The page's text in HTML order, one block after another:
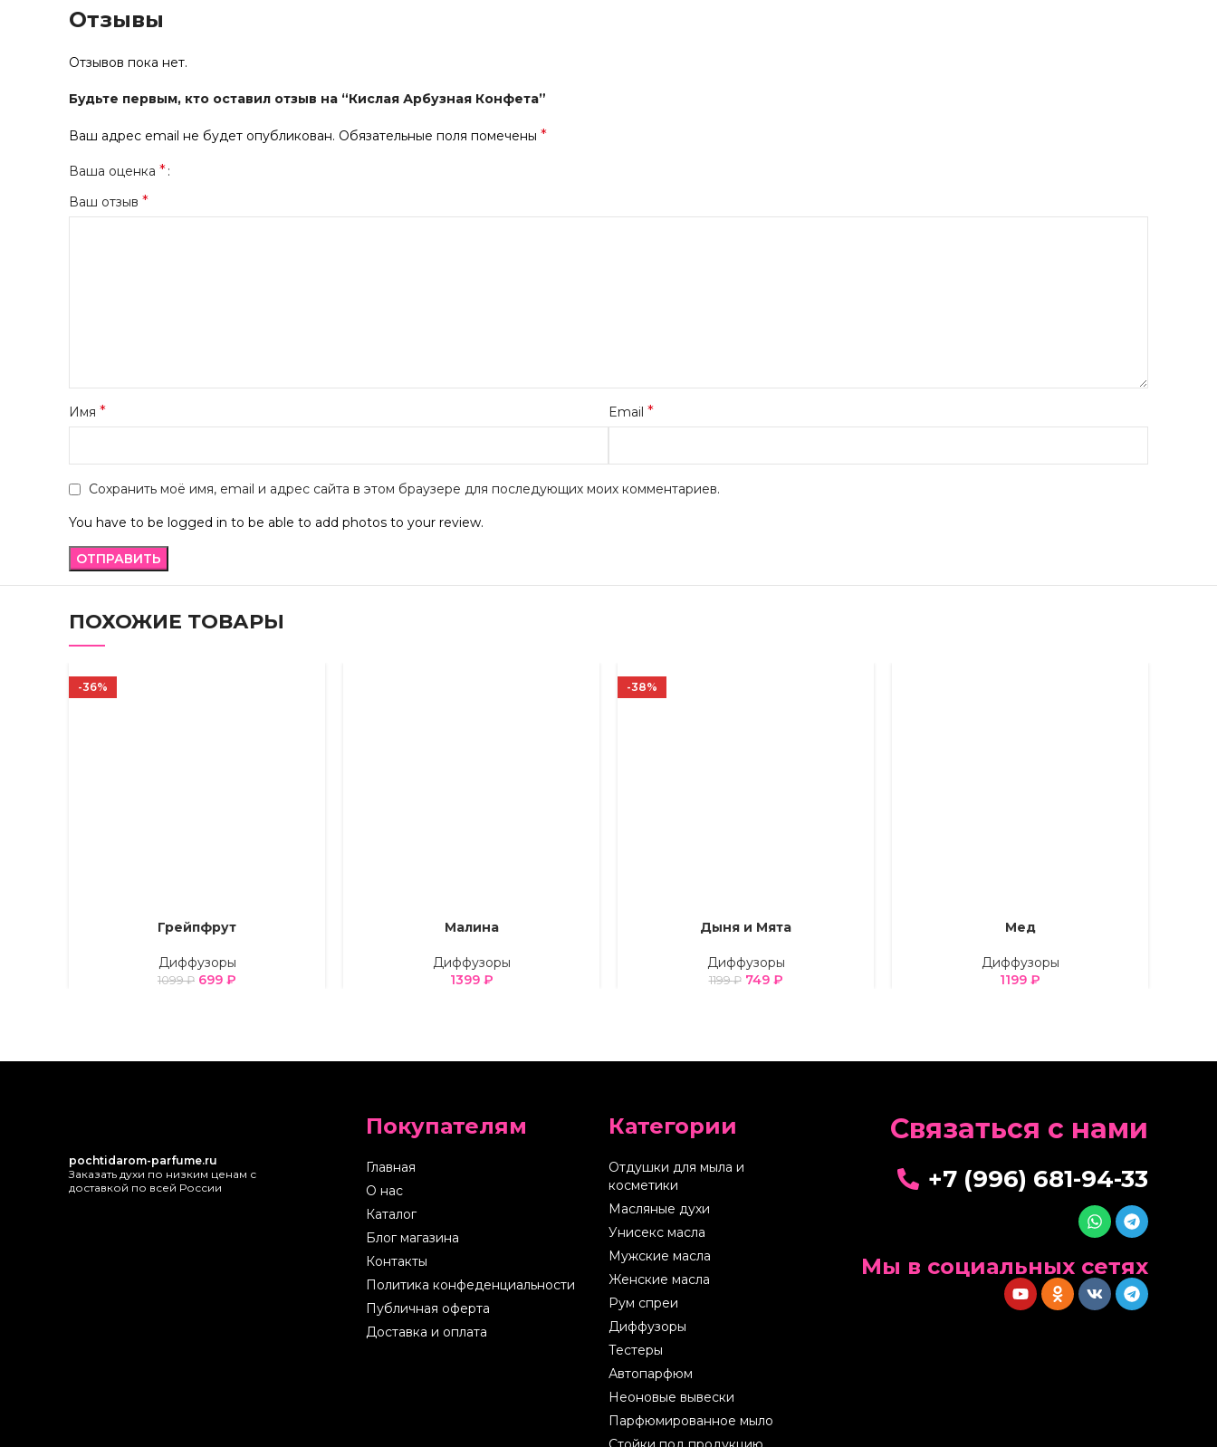
Отзывы
Отзывов пока нет.
Будьте первым, кто оставил отзыв на “Кислая Арбузная Конфета”
Ваш адрес email не будет опубликован. Обязательные поля помечены *
Ваша оценка *
Ваш отзыв *
Имя * Email *
Сохранить моё имя, email и адрес сайта в этом браузере для последующих моих комментариев.
You have to be logged in to be able to add photos to your review.
ПОХОЖИЕ ТОВАРЫ
-36%
ВЫБЕРИТЕ ПАРАМЕТРЫ
Грейпфрут
Диффузоры
1099₽ 699 ₽
ВЫБЕРИТЕ ПАРАМЕТРЫ
Малина
Диффузоры
1399 ₽
-38%
ВЫБЕРИТЕ ПАРАМЕТРЫ
Дыня и Мята
Диффузоры
1199₽ 749 ₽
ВЫБЕРИТЕ ПАРАМЕТРЫ
Мед
Диффузоры
1199 ₽
pochtidarom-parfume.ru
Заказать духи по низким ценам с
доставкой по всей России
Покупателям
Главная
О нас
Каталог
Блог магазина
Контакты
Политика конфеденциальности
Публичная оферта
Доставка и оплата
Категории
Отдушки для мыла и
косметики
Масляные духи
Унисекс масла
Мужские масла
Женские масла
Рум спреи
Диффузоры
Тестеры
Автопарфюм
Неоновые вывески
Парфюмированное мыло
Cвязаться с нами
+7 (996) 681-94-33
Мы в социальных сетях